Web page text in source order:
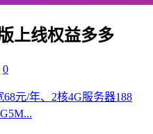
上线权益多多
0
元/年、2核4G服务器188